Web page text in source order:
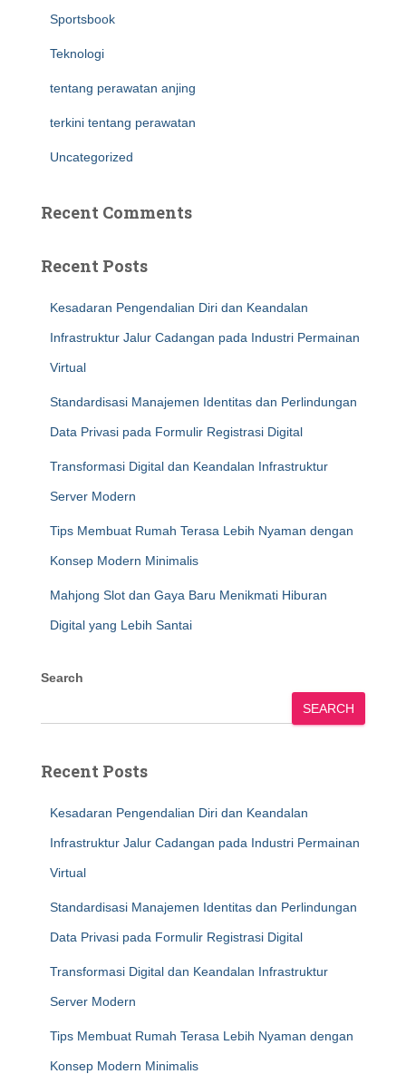
Sportsbook
Teknologi
tentang perawatan anjing
terkini tentang perawatan
Uncategorized
Recent Comments
Recent Posts
Kesadaran Pengendalian Diri dan Keandalan
Infrastruktur Jalur Cadangan pada Industri Permainan
Virtual
Standardisasi Manajemen Identitas dan Perlindungan
Data Privasi pada Formulir Registrasi Digital
Transformasi Digital dan Keandalan Infrastruktur
Server Modern
Tips Membuat Rumah Terasa Lebih Nyaman dengan
Konsep Modern Minimalis
Mahjong Slot dan Gaya Baru Menikmati Hiburan
Digital yang Lebih Santai
Search
SEARCH
Recent Posts
Kesadaran Pengendalian Diri dan Keandalan
Infrastruktur Jalur Cadangan pada Industri Permainan
Virtual
Standardisasi Manajemen Identitas dan Perlindungan
Data Privasi pada Formulir Registrasi Digital
Transformasi Digital dan Keandalan Infrastruktur
Server Modern
Tips Membuat Rumah Terasa Lebih Nyaman dengan
Konsep Modern Minimalis